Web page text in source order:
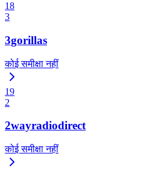
18
3
3gorillas
कोई समीक्षा नहीं
19
2
2wayradiodirect
कोई समीक्षा नहीं